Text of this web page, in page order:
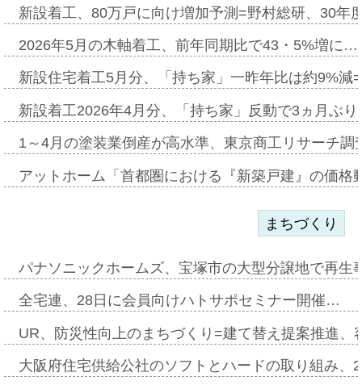
新設着工、80万戸に向け増加予測=野村総研、30年
2026年5月の木軸着工、前年同期比で43・5%増に…
新設住宅着工5月分、「持ち家」一昨年比は約9%
新設着工2026年4月分、「持ち家」反動で3ヵ月ぶ
1～4月の塗装業倒産が高水準、東京商工リサーチ
アットホーム「首都圏における『新築戸建』の価
まちづくり
パナソニックホームズ、宝塚市の大型分譲地で再
全宅連、28日に会員向けハトサポセミナー開催…
UR、防災性向上のまちづくり=建て替え提案推進
大阪府住宅供給公社のソフトとハードの取り組み